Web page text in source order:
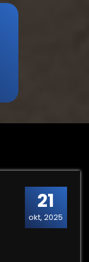
21
okt, 2025